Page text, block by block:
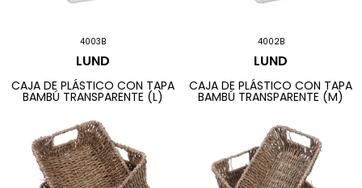
4003B
LUND
CAJA DE PLÁSTICO CON TAPA
BAMBÚ TRANSPARENTE (L)
4002B
LUND
CAJA DE PLÁSTICO CON TAPA
BAMBÚ TRANSPARENTE (M)